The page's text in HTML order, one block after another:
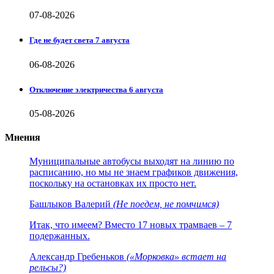
07-08-2026
Где не будет света 7 августа
06-08-2026
Отключение электричества 6 августа
05-08-2026
Мнения
Муниципальные автобусы выходят на линию по
расписанию, но мы не знаем графиков движения,
поскольку на остановках их просто нет.
Башлыков Валерий (Не поедем, не помчимся)
Итак, что имеем? Вместо 17 новых трамваев – 7
подержанных.
Александр Гребеньков («Морковка» встает на
рельсы?)